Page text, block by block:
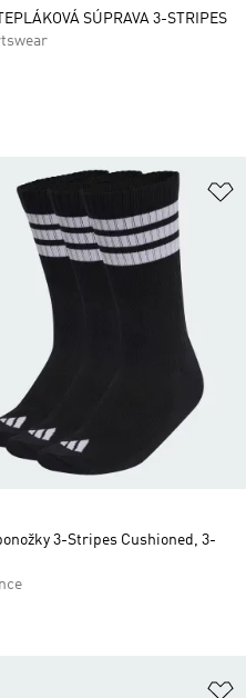
SÚPRAVA 3-STRIPES
želaných položiek
3-Stripes Cushioned, 3-